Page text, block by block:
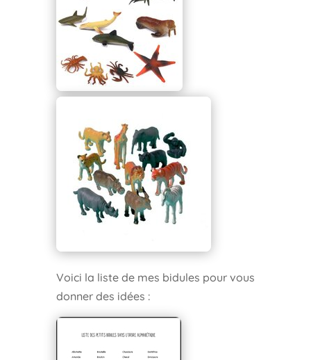
Voici la liste de mes bidules pour vous
donner des idées :